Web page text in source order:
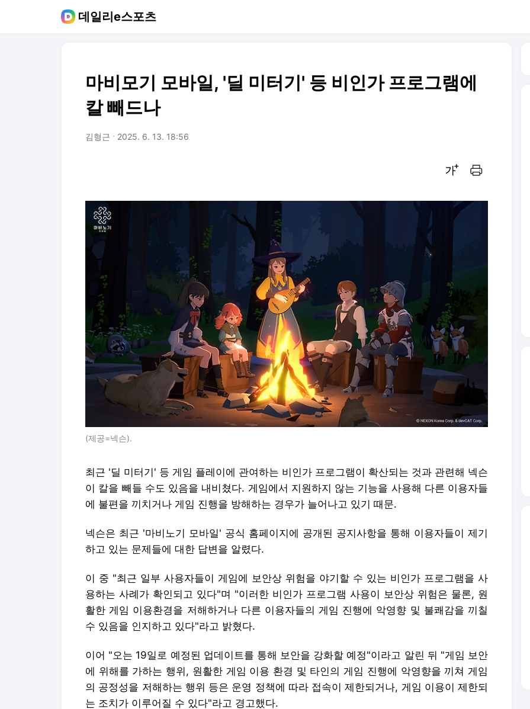
데일리e스포츠
마비모기 모바일, '딜 미터기' 등 비인가 프로그램에
칼 빼드나
김형근 2025. 6. 13. 18:56
(제공=넥슨).
최근 '딜 미터기' 등 게임 플레이에 관여하는 비인가 프로그램이 확산되는 것과 관련해 넥슨
이 칼을 빼들 수도 있음을 내비쳤다. 게임에서 지원하지 않는 기능을 사용해 다른 이용자들
에 불편을 끼치거나 게임 진행을 방해하는 경우가 늘어나고 있기 때문.
넥슨은 최근 '마비노기 모바일' 공식 홈페이지에 공개된 공지사항을 통해 이용자들이 제기
하고 있는 문제들에 대한 답변을 알렸다.
이 중 "최근 일부 사용자들이 게임에 보안상 위험을 야기할 수 있는 비인가 프로그램을 사
용하는 사례가 확인되고 있다"며 "이러한 비인가 프로그램 사용이 보안상 위험은 물론, 원
활한 게임 이용환경을 저해하거나 다른 이용자들의 게임 진행에 악영향 및 불쾌감을 끼칠
수 있음을 인지하고 있다"라고 밝혔다.
이어 "오는 19일로 예정된 업데이트를 통해 보안을 강화할 예정"이라고 알린 뒤 "게임 보안
에 위해를 가하는 행위, 원활한 게임 이용 환경 및 타인의 게임 진행에 악영향을 끼쳐 게임
의 공정성을 저해하는 행위 등은 운영 정책에 따라 접속이 제한되거나, 게임 이용이 제한되
는 조치가 이루어질 수 있다"라고 경고했다.